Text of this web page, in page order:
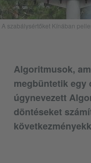
A szabálysértőket Kínában
Algoritmusok,
megbüntetik egy
úgynevezett
döntéseket